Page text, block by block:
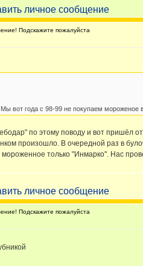
Подскажите пожалуйста
Мы вот года с 98-99 не покупаем мороженое
по этому поводу и вот пришёл
произошло. В очередной раз в
только "Инмарко". Нас
Подскажите пожалуйста